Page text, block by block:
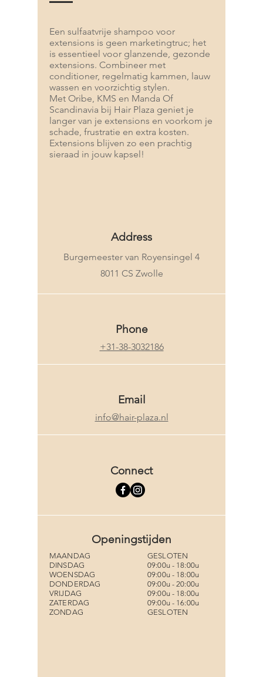
Een sulfaatvrije shampoo voor
extensions is geen marketingtruc; het
is essentieel voor glanzende, gezonde
extensions. Combineer met
conditioner, regelmatig kammen, lauw
wassen en voorzichtig stylen.
Met Oribe, KMS en Manda Of
Scandinavia bij Hair Plaza geniet je
langer van je extensions en voorkom je
schade, frustratie en extra kosten.
Extensions blijven zo een prachtig
sieraad in jouw kapsel!
Address
Burgemeester van Royensingel 4
8011 CS Zwolle
Phone
+31-38-3032186
Email
info@hair-plaza.nl
Connect
Openingstijden
MAANDAG
DINSDAG
WOENSDAG
DONDERDAG
VRIJDAG
ZATERDAG
ZONDAG
GESLOTEN
09:00u - 18:00u
09:00u - 18:00u
09:00u - 20:00u
09:00u - 18:00u
09:00u - 16:00u
GESLOTEN